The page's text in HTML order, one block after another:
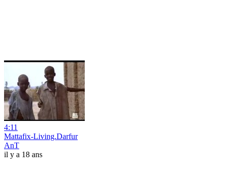
4:11
Mattafix-Living.Darfur
AnT
il y a 18 ans